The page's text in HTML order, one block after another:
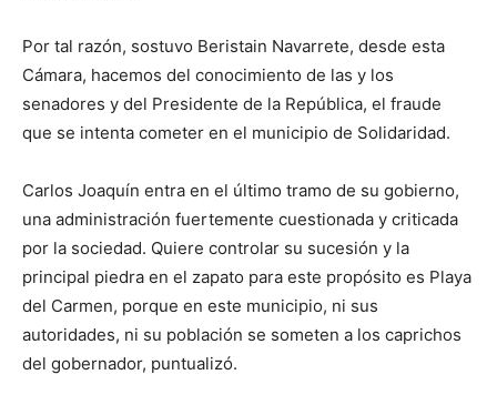
Por tal razón, sostuvo Beristain Navarrete, desde esta
Cámara, hacemos del conocimiento de las y los
senadores y del Presidente de la República, el fraude
que se intenta cometer en el municipio de Solidaridad.
Carlos Joaquín entra en el último tramo de su gobierno,
una administración fuertemente cuestionada y criticada
por la sociedad. Quiere controlar su sucesión y la
principal piedra en el zapato para este propósito es Playa
del Carmen, porque en este municipio, ni sus
autoridades, ni su población se someten a los caprichos
del gobernador, puntualizó.